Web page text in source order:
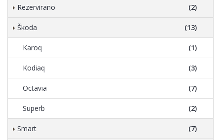
Rezervirano (2)
Škoda (13)
Karoq (1)
Kodiaq (3)
Octavia (7)
Superb (2)
Smart (7)